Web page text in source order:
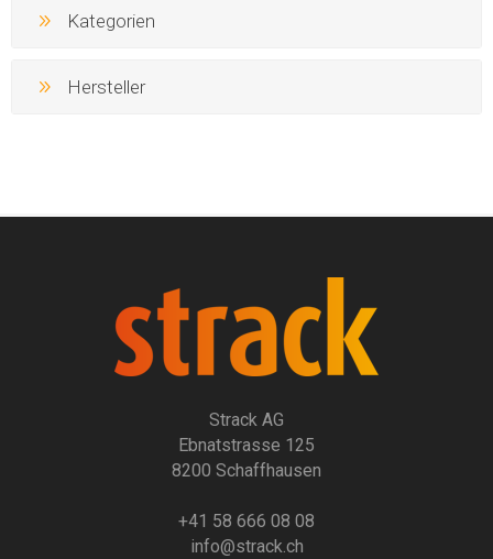
Kategorien
Hersteller
Strack AG
Ebnatstrasse 125
8200 Schaffhausen
+41 58 666 08 08
info@strack.ch